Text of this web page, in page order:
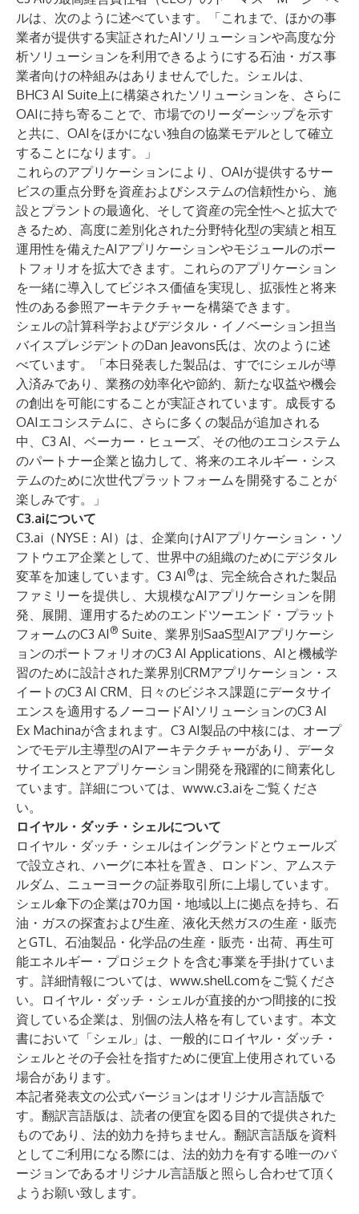
ルは、次のように述べています。「これまで、ほかの事
業者が提供する実証されたAIソリューションや高度な分
析ソリューションを利用できるようにする石油・ガス事
業者向けの枠組みはありませんでした。シェルは、
BHC3 AI Suite上に構築されたソリューションを、さらに
OAIに持ち寄ることで、市場でのリーダーシップを示す
と共に、OAIをほかにない独自の協業モデルとして確立
することになります。」
これらのアプリケーションにより、OAIが提供するサー
ビスの重点分野を資産およびシステムの信頼性から、施
設とプラントの最適化、そして資産の完全性へと拡大で
きるため、高度に差別化された分野特化型の実績と相互
運用性を備えたAIアプリケーションやモジュールのポー
トフォリオを拡大できます。これらのアプリケーション
を一緒に導入してビジネス価値を実現し、拡張性と将来
性のある参照アーキテクチャーを構築できます。
シェルの計算科学およびデジタル・イノベーション担当
バイスプレジデントのDan Jeavons氏は、次のように述
べています。「本日発表した製品は、すでにシェルが導
入済みであり、業務の効率化や節約、新たな収益や機会
の創出を可能にすることが実証されています。成長する
OAIエコシステムに、さらに多くの製品が追加される
中、C3 AI、ベーカー・ヒューズ、その他のエコシステム
のパートナー企業と協力して、将来のエネルギー・シス
テムのために次世代プラットフォームを開発することが
楽しみです。」
C3.aiについて
C3.ai（NYSE：AI）は、企業向けAIアプリケーション・ソ
フトウエア企業として、世界中の組織のためにデジタル
変革を加速しています。C3 AI ®は、完全統合された製品
ファミリーを提供し、大規模なAIアプリケーションを開
発、展開、運用するためのエンドツーエンド・プラット
フォームのC3 AI ® Suite、業界別SaaS型AIアプリケーシ
ョンのポートフォリオのC3 AI Applications、AIと機械学
習のために設計された業界別CRMアプリケーション・ス
イートのC3 AI CRM、日々のビジネス課題にデータサイ
エンスを適用するノーコードAIソリューションのC3 AI
Ex Machinaが含まれます。C3 AI製品の中核には、オープ
ンでモデル主導型のAIアーキテクチャーがあり、データ
サイエンスとアプリケーション開発を飛躍的に簡素化し
ています。詳細については、 www.c3.aiをご覧くださ
い。
ロイヤル・ダッチ・シェルについて
ロイヤル・ダッチ・シェルはイングランドとウェールズ
で設立され、ハーグに本社を置き、ロンドン、アムステ
ルダム、ニューヨークの証券取引所に上場しています。
シェル傘下の企業は70カ国・地域以上に拠点を持ち、石
油・ガスの探査および生産、液化天然ガスの生産・販売
とGTL、石油製品・化学品の生産・販売・出荷、再生可
能エネルギー・プロジェクトを含む事業を手掛けていま
す。詳細情報については、 www.shell.comをご覧くださ
い。ロイヤル・ダッチ・シェルが直接的かつ間接的に投
資している企業は、別個の法人格を有しています。本文
書において「シェル」は、一般的にロイヤル・ダッチ・
シェルとその子会社を指すために便宜上使用されている
場合があります。
本記者発表文の公式バージョンはオリジナル言語版で
す。翻訳言語版は、読者の便宜を図る目的で提供された
ものであり、法的効力を持ちません。翻訳言語版を資料
としてご利用になる際には、法的効力を有する唯一のバ
ージョンであるオリジナル言語版と照らし合わせて頂く
ようお願い致します。